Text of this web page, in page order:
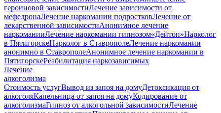
героиновой зависимостиЛечение зависимости от
мефедронаЛечение наркомании подростковЛечение от
лекарственной зависимостиАнонимное лечение
наркоманииЛечение наркомании гипнозом«Дейтоп»Нарколог
в ПятигорскеНарколог в СтаврополеЛечение наркомании
анонимно в СтаврополеАнонимное лечение наркомании в
ПятигорскеРеабилитация наркозависимых
Лечение
алкоголизма
Стоимость услугВывод из запоя на домуДетоксикация от
алкоголяКапельница от запоя на домуКодирование от
алкоголизмаГипноз от алкогольной зависимостиЛечение